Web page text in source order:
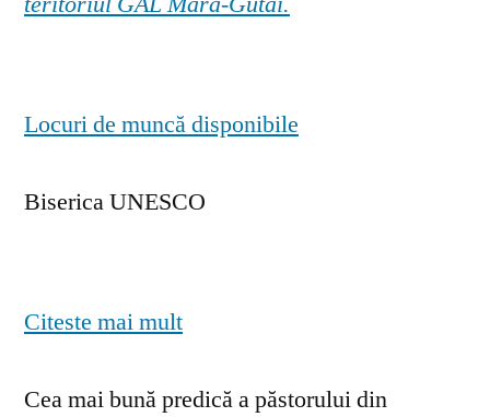
Locuri de muncă disponibile
Biserica UNESCO
Citeste mai mult
Cea mai bună predică a păstorului din